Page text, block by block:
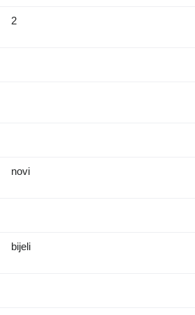
2
novi
bijeli